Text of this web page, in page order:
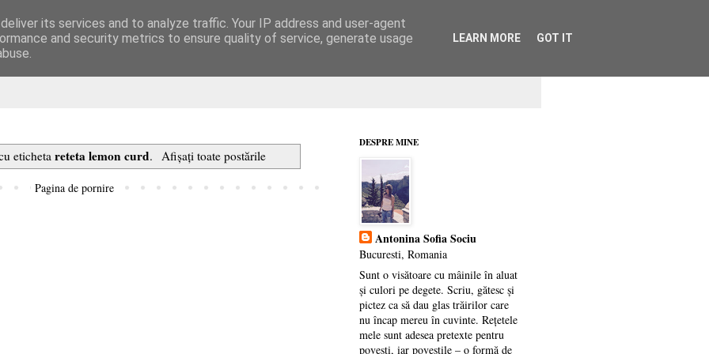
etichetareteta lemon curd. Afișați toate postările
Pagina de pornire
DESPRE MINE
Antonina Sofia Sociu
Bucuresti, Romania
Sunt o visătoare cu mâinile în aluat
și culori pe degete. Scriu, gătesc și
pictez ca să dau glas trăirilor care
nu încap mereu în cuvinte. Rețetele
mele sunt adesea pretexte pentru
povești, iar poveștile – o formă de
its services and to analyze traffic. Your IP address and user-agent
and security metrics to ensure quality of service, generate usage
LEARN MORE GOT IT